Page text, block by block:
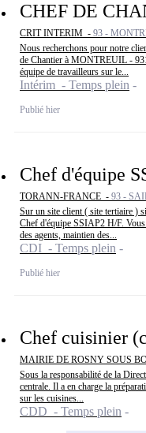
CHEF DE
CRIT INTERIM - 93 -
Nous recherchons pour notre
de Chantier à MONTREUIL -
équipe de travailleurs sur le...
Intérim - Temps plein
Publié hier
Chef d'équipe
TORANN-FRANCE - 93 -
Sur un site client ( site tertiaire )
Chef d'équipe SSIAP2 H/F.
des agents, maintien des...
CDI - Temps plein
Publié hier
Chef cuisinier
MAIRIE DE ROSNY SOUS
Sous la responsabilité de la
centrale. Il a en charge la
sur les cuisines...
CDD - Temps plein